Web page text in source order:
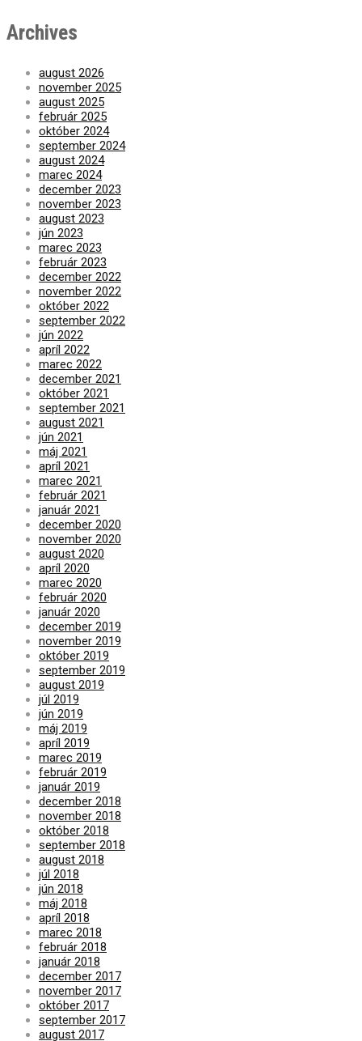
Archives
august 2026
november 2025
august 2025
február 2025
október 2024
september 2024
august 2024
marec 2024
december 2023
november 2023
august 2023
jún 2023
marec 2023
február 2023
december 2022
november 2022
október 2022
september 2022
jún 2022
apríl 2022
marec 2022
december 2021
október 2021
september 2021
august 2021
jún 2021
máj 2021
apríl 2021
marec 2021
február 2021
január 2021
december 2020
november 2020
august 2020
apríl 2020
marec 2020
február 2020
január 2020
december 2019
november 2019
október 2019
september 2019
august 2019
júl 2019
jún 2019
máj 2019
apríl 2019
marec 2019
február 2019
január 2019
december 2018
november 2018
október 2018
september 2018
august 2018
júl 2018
jún 2018
máj 2018
apríl 2018
marec 2018
február 2018
január 2018
december 2017
november 2017
október 2017
september 2017
august 2017